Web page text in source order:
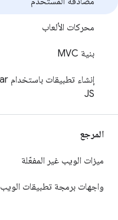
محركات الألعاب
بنية MVC
إنشاء تطبيقات باستخدام Angular
JS
المرجع
ميزات الويب غير المفعّلة
واجهات برمجة تطبيقات الويب